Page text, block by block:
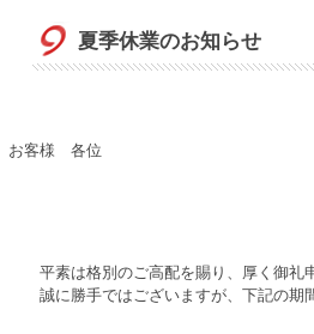
夏季休業のお知らせ
お客様 各位
平素は格別のご高配を賜り、厚く御礼申
誠に勝手ではございますが、下記の期間